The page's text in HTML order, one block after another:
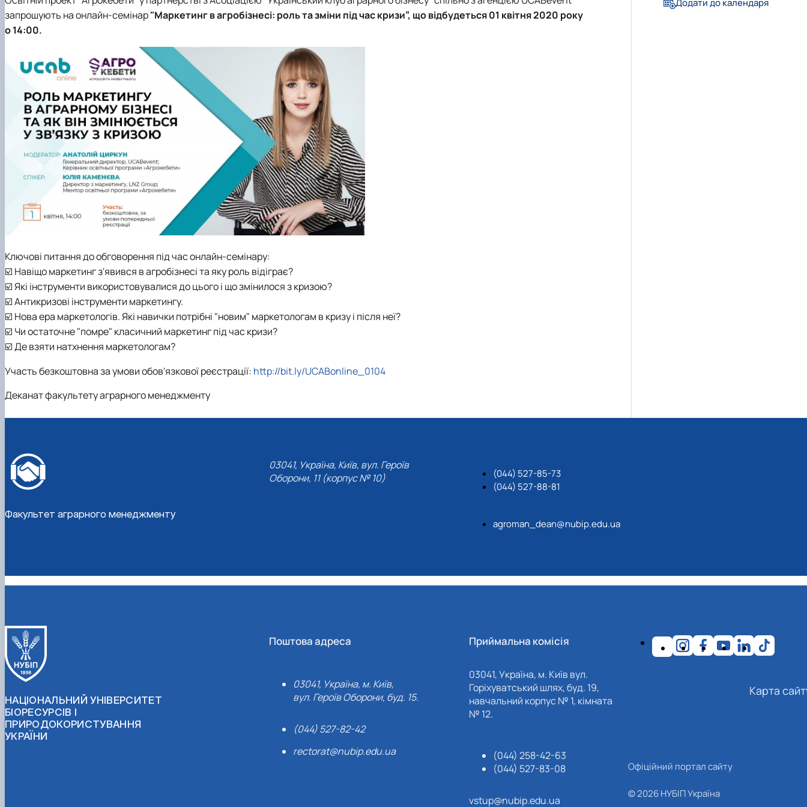
Сенат студентської організації факультету
Стипендія
запрошують на онлайн-семінар"Маркетинг в агробізнесі: роль та зміни під час кризи”, що відбудеться 01 квітня 2020 року
о 14:00.
Ключові питання до обговорення під час онлайн-семінару:
☑️ Навіщо маркетинг з'явився в агробізнесі та яку роль відіграє?
☑️ Які інструменти використовувалися до цього і що змінилося з кризою?
☑️ Антикризові інструменти маркетингу.
☑️ Нова ера маркетологів. Які навички потрібні "новим" маркетологам в кризу і після неї?
☑️ Чи остаточне "помре" класичний маркетинг під час кризи?
☑️ Де взяти натхнення маркетологам?
Участь безкоштовна за умови обов'язкової реєстрації: http://bit.ly/UCABonline_0104
Деканат факультету аграрного менеджменту
Додати до календаря
Факультет аграрного менеджменту
03041, Україна, Київ, вул. Героїв
Оборони, 11 (корпус № 10)
(044) 527-85-73
(044) 527-88-81
agroman_dean@nubip.edu.ua
НАЦІОНАЛЬНИЙ УНІВЕРСИТЕТ
БІОРЕСУРСІВ І
ПРИРОДОКОРИСТУВАННЯ
УКРАЇНИ
Поштова адреса
03041, Україна, м. Київ,
вул. Героїв Оборони, буд. 15.
(044) 527-82-42
rectorat@nubip.edu.ua
Приймальна комісія
03041, Україна, м. Київ вул.
Горіхуватський шлях, буд. 19,
навчальний корпус № 1, кімната
№ 12.
(044) 258-42-63
(044) 527-83-08
vstup@nubip.edu.ua
Карта
Офіційний портал сайту
© 2026 НУБІП Україна